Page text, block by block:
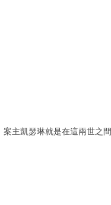
主凱瑟琳就是在這兩世之間